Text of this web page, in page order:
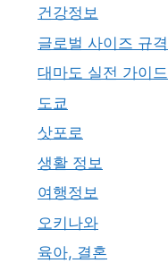
건강정보
글로벌 사이즈 규격
대마도 실전 가이드
도쿄
삿포로
생활 정보
여행정보
오키나와
육아, 결혼